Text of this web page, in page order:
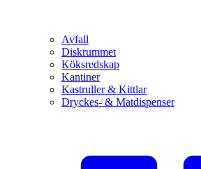
Avfall
Diskrummet
Köksredskap
Kantiner
Kastruller & Kittlar
Dryckes- & Matdispenser